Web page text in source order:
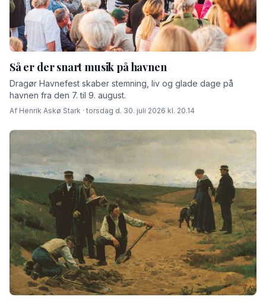
Så er der snart musik på havnen
Dragør Havnefest skaber stemning, liv og glade dage på
havnen fra den 7. til 9. august.
Af Henrik Askø Stark · torsdag d. 30. juli 2026 kl. 20.14